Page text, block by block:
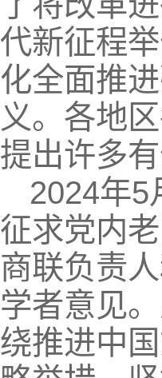
代新征程
化全面推
义。各地
提出许多
2024年5
征求党内
商联负责
学者意见
绕推进中